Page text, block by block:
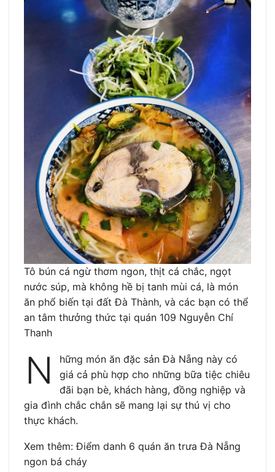
Tô bún cá ngừ thơm ngon, thịt cá chắc, ngọt
nước súp, mà không hề bị tanh mùi cá, là món
ăn phổ biến tại đất Đà Thành, và các bạn có thể
an tâm thưởng thức tại quán 109 Nguyễn Chí
Thanh
N
hững món ăn đặc sản Đà Nẵng này có
giá cả phù hợp cho những bữa tiệc chiêu
đãi bạn bè, khách hàng, đồng nghiệp và
gia đình chắc chắn sẽ mang lại sự thú vị cho
thực khách.
Xem thêm: Điểm danh 6 quán ăn trưa Đà Nẵng
ngon bá cháy